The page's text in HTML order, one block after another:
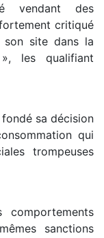
vendant des
critiqué
son site dans la
les qualifiant
fondé sa décision
qui
trompeuses
comportements
sanctions